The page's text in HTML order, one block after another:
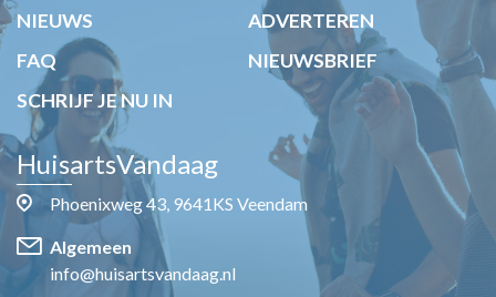
NIEUWS
ADVERTEREN
FAQ
NIEUWSBRIEF
SCHRIJF JE NU IN
HuisartsVandaag
Phoenixweg 43, 9641KS Veendam
Algemeen
info@huisartsvandaag.nl